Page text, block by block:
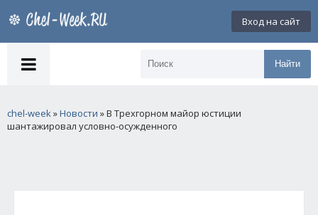
Вход на сайт
Найти
chel-week»Новости » В Трехгорном майор юстиции
шантажировал условно-осужденного